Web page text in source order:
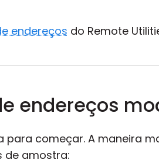
endereços do Remote
endereços
começar. A maneira
de amostra: